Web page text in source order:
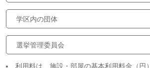
学区内の団体
選挙管理委員会
利用料は、施設・部屋の基本利用料金（円